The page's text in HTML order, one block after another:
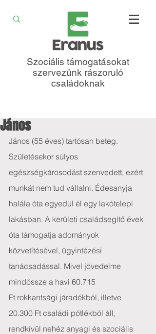
Szociális támogatásokat
szervezünk rászoruló
családoknak
János
János (55 éves) tartósan beteg.
Születésekor súlyos
egészségkárosodást szenvedett, ezért
munkát nem tud vállalni. Édesanyja
halála óta egyedül él egy lakótelepi
lakásban. A kerületi családsegítő évek
óta támogatja adományok
közvetítésével, ügyintézési
tanácsadással. Mivel jövedelme
mindössze a havi 60.715
Ft rokkantsági járadékból, illetve
20.300 Ft családi pótlékból áll,
rendkívül nehéz anyagi és szociális